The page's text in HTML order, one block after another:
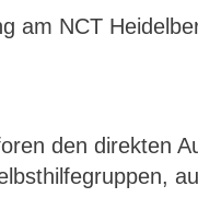
am NCT
den direkten